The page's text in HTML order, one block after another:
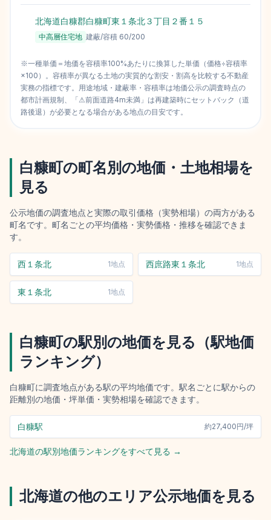
北海道白糠郡白糠町東１条北３丁目２番１５
中高層住宅地 建蔽/容積 60/200
※一種単価＝地価を容積率100%あたりに換算した単価（価格÷容積率
×100）。容積率が異なる土地の実質的な割安・割高を比較する不動産
実務の指標です。用途地域・建蔽率・容積率は地価公示の調査時点の
都市計画規制、「⚠前面道路4m未満」は再建築時にセットバック（道
路後退）が必要となる場合がある地点の目安です。
白糠町の町名別の地価・土地相場を
見る
公示地価の調査地点と実際の取引価格（実勢相場）の両方がある
町名です。町名ごとの平均価格・実勢価格・推移を確認できま
す。
西１条北 1地点 西庶路東１条北 1地点
東１条北 1地点
白糠町の駅別の地価を見る（駅地価
ランキング）
白糠町に調査地点がある駅の平均地価です。駅名ごとに駅からの
距離別の地価・坪単価・実勢相場を確認できます。
白糠駅 約27,400円/坪
北海道の駅別地価ランキングをすべて見る →
北海道の他のエリア公示地価を見る